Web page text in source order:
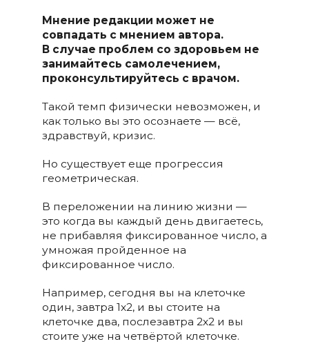
Мнение редакции может не
совпадать с мнением автора.
В случае проблем со здоровьем не
занимайтесь самолечением,
проконсультируйтесь с врачом.
Такой темп физически невозможен, и
как только вы это осознаете — всё,
здравствуй, кризис.
Но существует еще прогрессия
геометрическая.
В переложении на линию жизни —
это когда вы каждый день двигаетесь,
не прибавляя фиксированное число, а
умножая пройденное на
фиксированное число.
Например, сегодня вы на клеточке
один, завтра 1х2, и вы стоите на
клеточке два, послезавтра 2х2 и вы
стоите уже на четвёртой клеточке.